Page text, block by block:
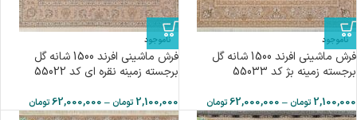
ناموجود
فرش ماشینی افرند 1500 شانه گل
برجسته زمینه بژ کد 55033
2,100,000 تومان–
62,000,000تومان
ناموجود
فرش ماشینی افرند 1500 شانه گل
برجسته زمینه نقره ای کد 55022
2,100,000 تومان –
62,000,000 تومان